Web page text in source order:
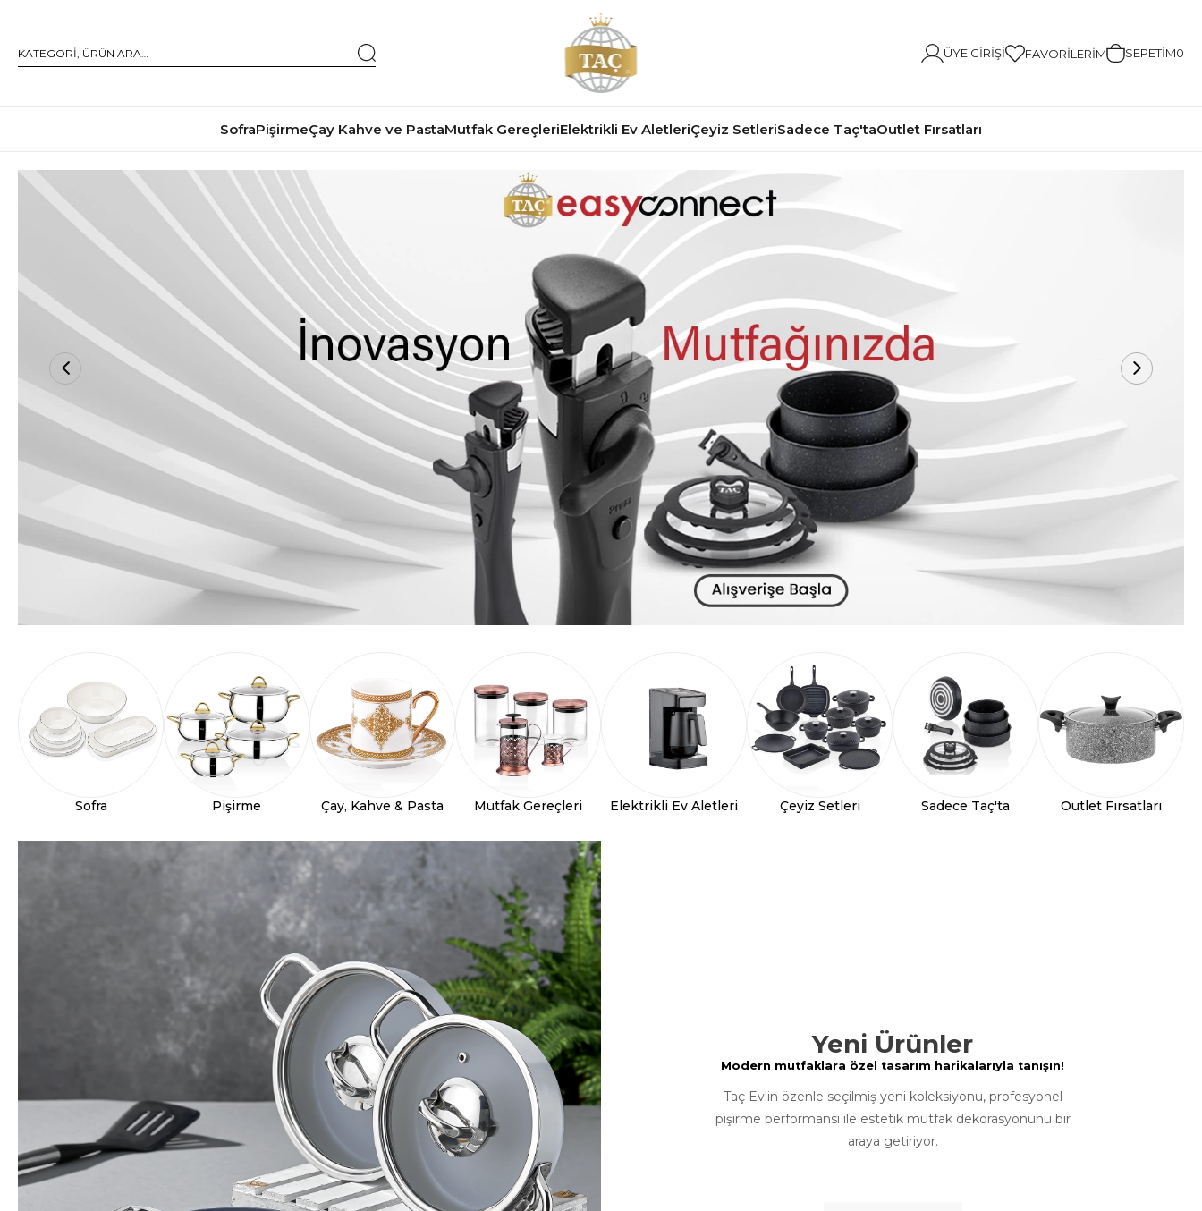
ÜYE GIRIŞI FAVORILERIM SEPETIM0
SofraPişirmeÇay Kahve ve PastaMutfak GereçleriElektrikli Ev AletleriÇeyiz SetleriSadece Taç'taOutlet Fırsatları
Sofra Pişirme Çay, Kahve & Pasta Mutfak Gereçleri Elektrikli Ev Aletleri Çeyiz Setleri Sadece Taç'ta Outlet Fırsatları
Yeni Ürünler
Modern mutfaklara özel tasarım harikalarıyla tanışın!
Taç Ev'in özenle seçilmiş yeni koleksiyonu, profesyonel
pişirme performansı ile estetik mutfak dekorasyonunu bir
araya getiriyor.